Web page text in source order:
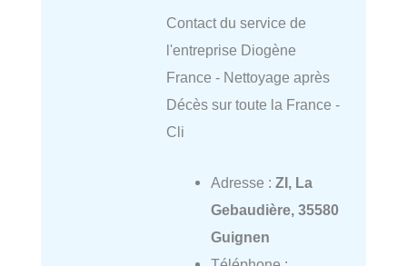
Contact du service de
l'entreprise Diogène
France - Nettoyage après
Décès sur toute la France -
Cli
Adresse : ZI, La
Gebaudière, 35580
Guignen